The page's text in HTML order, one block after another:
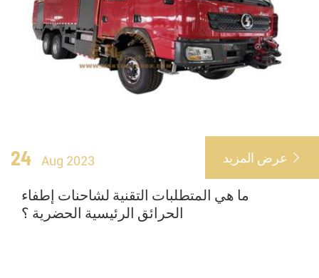
24 Aug 2023 عرض المزيد 
ما هي المتطلبات التقنية لشاحنات إطفاء
الحرائق الرئيسية الحضرية ؟